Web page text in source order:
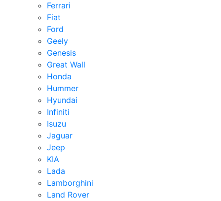
Ferrari
Fiat
Ford
Geely
Genesis
Great Wall
Honda
Hummer
Hyundai
Infiniti
Isuzu
Jaguar
Jeep
KIA
Lada
Lamborghini
Land Rover